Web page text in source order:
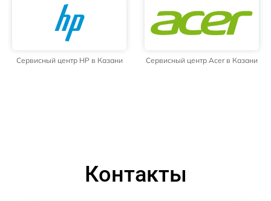
Сервисный центр HP в Казани Сервисный центр Acer в Казани
Контакты